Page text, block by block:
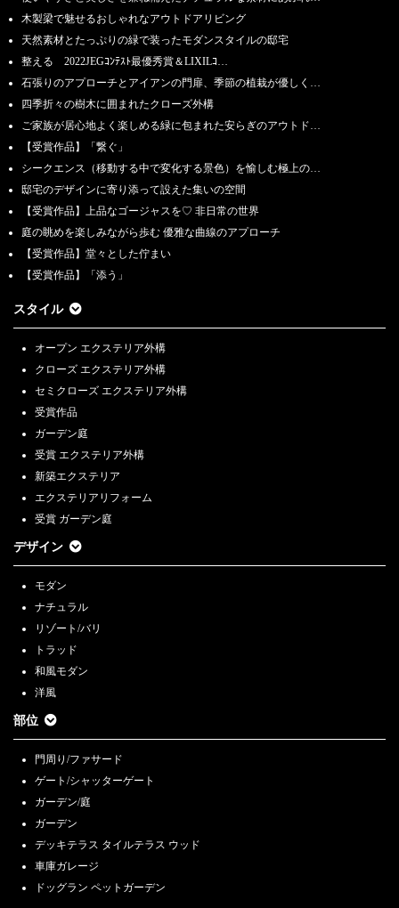
木製梁で魅せるおしゃれなアウトドアリビング
天然素材とたっぷりの緑で装ったモダンスタイルの邸宅
整える 2022JEGｺﾝﾃｽﾄ最優秀賞＆LIXILｺ…
石張りのアプローチとアイアンの門扉、季節の植栽が優しく…
四季折々の樹木に囲まれたクローズ外構
ご家族が居心地よく楽しめる緑に包まれた安らぎのアウトド…
【受賞作品】「繋ぐ」
シークエンス（移動する中で変化する景色）を愉しむ極上の…
邸宅のデザインに寄り添って設えた集いの空間
【受賞作品】上品なゴージャスを♡ 非日常の世界
庭の眺めを楽しみながら歩む 優雅な曲線のアプローチ
【受賞作品】堂々とした佇まい
【受賞作品】「添う」
スタイル
オープン エクステリア外構
クローズ エクステリア外構
セミクローズ エクステリア外構
受賞作品
ガーデン庭
受賞 エクステリア外構
新築エクステリア
エクステリアリフォーム
受賞 ガーデン庭
デザイン
モダン
ナチュラル
リゾート/バリ
トラッド
和風モダン
洋風
部位
門周り/ファサード
ゲート/シャッターゲート
ガーデン/庭
ガーデン
デッキテラス タイルテラス ウッド
車庫ガレージ
ドッグラン ペットガーデン